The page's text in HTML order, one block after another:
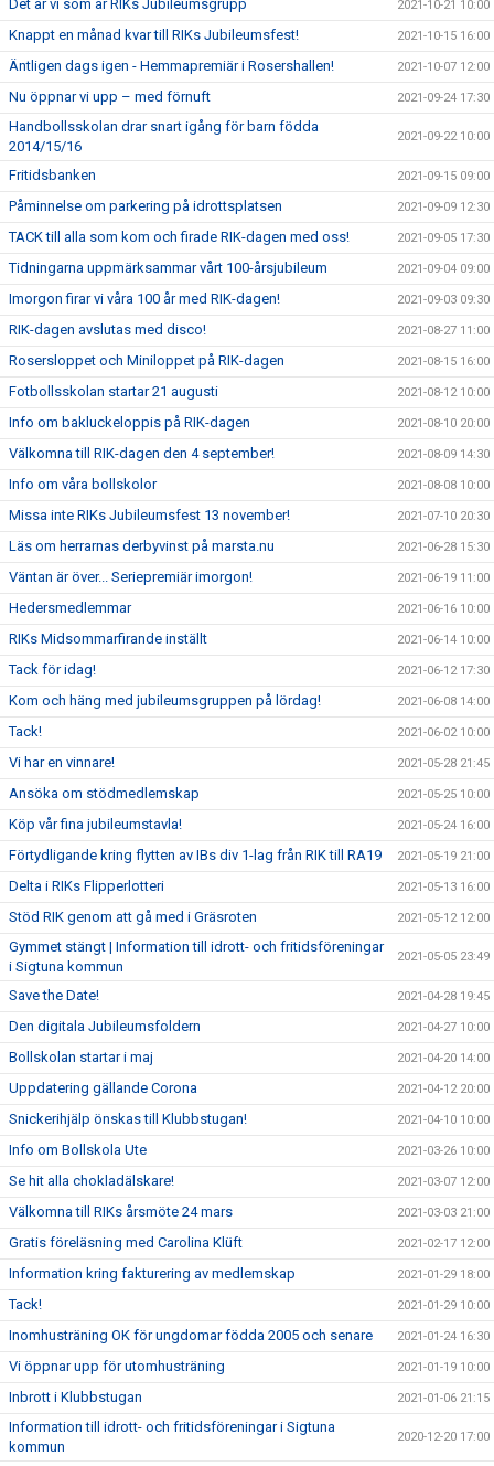
Det är vi som är RIKs Jubileumsgrupp 2021-10-21 10:00
Knappt en månad kvar till RIKs Jubileumsfest! 2021-10-15 16:00
Äntligen dags igen - Hemmapremiär i Rosershallen! 2021-10-07 12:00
Nu öppnar vi upp – med förnuft 2021-09-24 17:30
Handbollsskolan drar snart igång för barn födda
2014/15/16
2021-09-22 10:00
Fritidsbanken 2021-09-15 09:00
Påminnelse om parkering på idrottsplatsen 2021-09-09 12:30
TACK till alla som kom och firade RIK-dagen med oss! 2021-09-05 17:30
Tidningarna uppmärksammar vårt 100-årsjubileum 2021-09-04 09:00
Imorgon firar vi våra 100 år med RIK-dagen! 2021-09-03 09:30
RIK-dagen avslutas med disco! 2021-08-27 11:00
Rosersloppet och Miniloppet på RIK-dagen 2021-08-15 16:00
Fotbollsskolan startar 21 augusti 2021-08-12 10:00
Info om bakluckeloppis på RIK-dagen 2021-08-10 20:00
Välkomna till RIK-dagen den 4 september! 2021-08-09 14:30
Info om våra bollskolor 2021-08-08 10:00
Missa inte RIKs Jubileumsfest 13 november! 2021-07-10 20:30
Läs om herrarnas derbyvinst på marsta.nu 2021-06-28 15:30
Väntan är över... Seriepremiär imorgon! 2021-06-19 11:00
Hedersmedlemmar 2021-06-16 10:00
RIKs Midsommarfirande inställt 2021-06-14 10:00
Tack för idag! 2021-06-12 17:30
Kom och häng med jubileumsgruppen på lördag! 2021-06-08 14:00
Tack! 2021-06-02 10:00
Vi har en vinnare! 2021-05-28 21:45
Ansöka om stödmedlemskap 2021-05-25 10:00
Köp vår fina jubileumstavla! 2021-05-24 16:00
Förtydligande kring flytten av IBs div 1-lag från RIK till RA19 2021-05-19 21:00
Delta i RIKs Flipperlotteri 2021-05-13 16:00
Stöd RIK genom att gå med i Gräsroten 2021-05-12 12:00
Gymmet stängt | Information till idrott- och fritidsföreningar
i Sigtuna kommun
2021-05-05 23:49
Save the Date! 2021-04-28 19:45
Den digitala Jubileumsfoldern 2021-04-27 10:00
Bollskolan startar i maj 2021-04-20 14:00
Uppdatering gällande Corona 2021-04-12 20:00
Snickerihjälp önskas till Klubbstugan! 2021-04-10 10:00
Info om Bollskola Ute 2021-03-26 10:00
Se hit alla chokladälskare! 2021-03-07 12:00
Välkomna till RIKs årsmöte 24 mars 2021-03-03 21:00
Gratis föreläsning med Carolina Klüft 2021-02-17 12:00
Information kring fakturering av medlemskap 2021-01-29 18:00
Tack! 2021-01-29 10:00
Inomhusträning OK för ungdomar födda 2005 och senare 2021-01-24 16:30
Vi öppnar upp för utomhusträning 2021-01-19 10:00
Inbrott i Klubbstugan 2021-01-06 21:15
Information till idrott- och fritidsföreningar i Sigtuna
kommun
2020-12-20 17:00